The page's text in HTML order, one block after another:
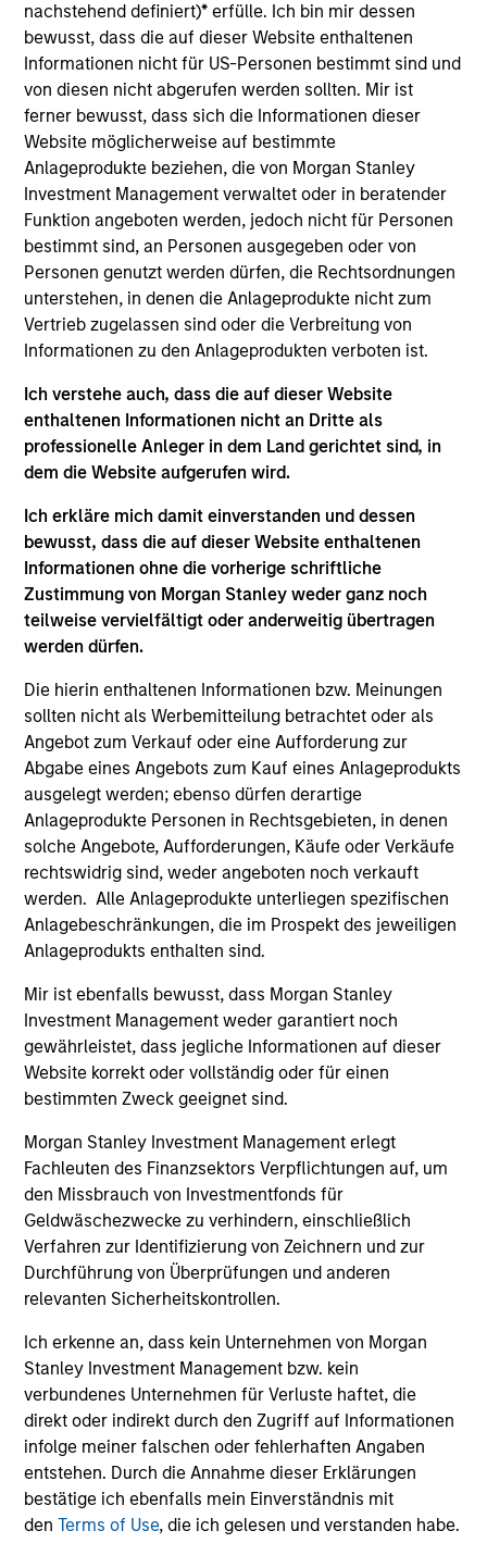
nachstehend definiert)* erfülle. Ich bin mir dessen
bewusst, dass die auf dieser Website enthaltenen
Informationen nicht für US-Personen bestimmt sind und
von diesen nicht abgerufen werden sollten. Mir ist
ferner bewusst, dass sich die Informationen dieser
Website möglicherweise auf bestimmte
Anlageprodukte beziehen, die von Morgan Stanley
Investment Management verwaltet oder in beratender
Funktion angeboten werden, jedoch nicht für Personen
bestimmt sind, an Personen ausgegeben oder von
Personen genutzt werden dürfen, die Rechtsordnungen
unterstehen, in denen die Anlageprodukte nicht zum
Vertrieb zugelassen sind oder die Verbreitung von
Informationen zu den Anlageprodukten verboten ist.
Ich verstehe auch, dass die auf dieser Website
enthaltenen Informationen nicht an Dritte als
professionelle Anleger in dem Land gerichtet sind, in
dem die Website aufgerufen wird.
Ich erkläre mich damit einverstanden und dessen
bewusst, dass die auf dieser Website enthaltenen
Informationen ohne die vorherige schriftliche
Zustimmung von Morgan Stanley weder ganz noch
teilweise vervielfältigt oder anderweitig übertragen
werden dürfen.
Die hierin enthaltenen Informationen bzw. Meinungen
sollten nicht als Werbemitteilung betrachtet oder als
Angebot zum Verkauf oder eine Aufforderung zur
Abgabe eines Angebots zum Kauf eines Anlageprodukts
ausgelegt werden; ebenso dürfen derartige
Anlageprodukte Personen in Rechtsgebieten, in denen
solche Angebote, Aufforderungen, Käufe oder Verkäufe
rechtswidrig sind, weder angeboten noch verkauft
werden. Alle Anlageprodukte unterliegen spezifischen
Anlagebeschränkungen, die im Prospekt des jeweiligen
Anlageprodukts enthalten sind.
Mir ist ebenfalls bewusst, dass Morgan Stanley
Investment Management weder garantiert noch
gewährleistet, dass jegliche Informationen auf dieser
Website korrekt oder vollständig oder für einen
bestimmten Zweck geeignet sind.
Morgan Stanley Investment Management erlegt
Fachleuten des Finanzsektors Verpflichtungen auf, um
den Missbrauch von Investmentfonds für
Geldwäschezwecke zu verhindern, einschließlich
Verfahren zur Identifizierung von Zeichnern und zur
Durchführung von Überprüfungen und anderen
relevanten Sicherheitskontrollen.
Ich erkenne an, dass kein Unternehmen von Morgan
Stanley Investment Management bzw. kein
verbundenes Unternehmen für Verluste haftet, die
direkt oder indirekt durch den Zugriff auf Informationen
infolge meiner falschen oder fehlerhaften Angaben
entstehen. Durch die Annahme dieser Erklärungen
bestätige ich ebenfalls mein Einverständnis mit
denTerms of Use, die ich gelesen und verstanden habe.
Jim Caron is the Chief Investment Officer of the
Portfolio Solutions Group at MSIM. He has 34 years
of industry experience and joined Morgan Stanley
in 2006. Previously, he was a portfolio manager
and head of global macro strategies on the Fixed
Income Team. He also held the position of Global
Head of Interest Rates, Foreign Exchange, and
Emerging Markets Strategy with Morgan Stanley
Research. In earlier years, he was a director at
Merrill Lynch where he headed the U.S. Interest
Rate Strategy Group. Jim also held various trading
positions in rates and option products at JP Morgan.
a B.S. in aeronautical engineering from the
California Institute of Technology, and an M.B.A.
from New York University.
Portfolio Solutions Group
Global Balanced Income Strategy
Invests across global asset classes, aiming
to manage total portfolio risk while
enhancing returns from tactical positioning,
seeking to deliver attractive returns, a
stable income and a measure of downside
protection in volatile markets.
Global Balanced Risk Control Strategy:
Total Portfolio Risk Control
Invests across global asset classes, aiming
to manage total portfolio risk while
enhancing returns from tactical positioning
and seeking to deliver attractive returns and
downside protection in volatile markets. The
Strategy can be customised to client-
specified risk levels, with a range of
instruments for implementation of asset
class exposures including direct securities,
active funds and ETFs.
Global Balanced Risk Control Strategy:
Invests across global asset classes, aiming
to manage tracking error around a fixed-
weight benchmark while enhancing returns
from tactical positioning and seeking excess
returns, with a measure of downside
protection in volatile markets.